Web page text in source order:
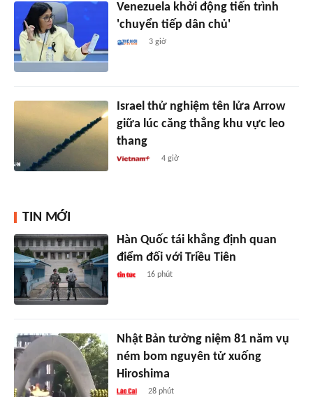
Venezuela khởi động tiến trình
'chuyển tiếp dân chủ'
3 giờ
Israel thử nghiệm tên lửa Arrow
giữa lúc căng thẳng khu vực leo
thang
4 giờ
TIN MỚI
Hàn Quốc tái khẳng định quan
điểm đối với Triều Tiên
16 phút
Nhật Bản tưởng niệm 81 năm vụ
ném bom nguyên tử xuống
Hiroshima
28 phút